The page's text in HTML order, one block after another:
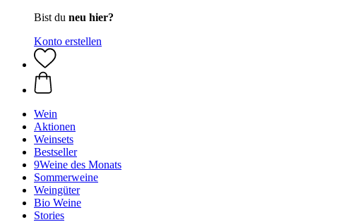
Bist du neu hier?
Konto erstellen
Wein
Aktionen
Weinsets
Bestseller
9Weine des Monats
Sommerweine
Weingüter
Bio Weine
Stories